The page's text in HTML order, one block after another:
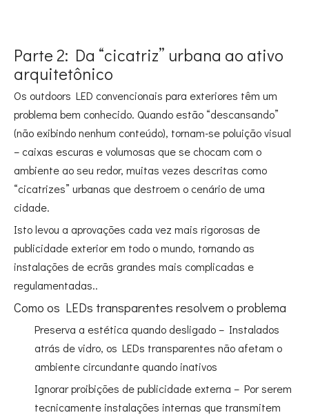
Parte 2: Da “cicatriz” urbana ao ativo
arquitetônico
Os outdoors LED convencionais para exteriores têm um
problema bem conhecido. Quando estão “descansando”
(não exibindo nenhum conteúdo), tornam-se poluição visual
– caixas escuras e volumosas que se chocam com o
ambiente ao seu redor, muitas vezes descritas como
“cicatrizes” urbanas que destroem o cenário de uma
cidade.
Isto levou a aprovações cada vez mais rigorosas de
publicidade exterior em todo o mundo, tornando as
instalações de ecrãs grandes mais complicadas e
regulamentadas..
Como os LEDs transparentes resolvem o problema
Preserva a estética quando desligado – Instalados
atrás de vidro, os LEDs transparentes não afetam o
ambiente circundante quando inativos
Ignorar proibições de publicidade externa – Por serem
tecnicamente instalações internas que transmitem